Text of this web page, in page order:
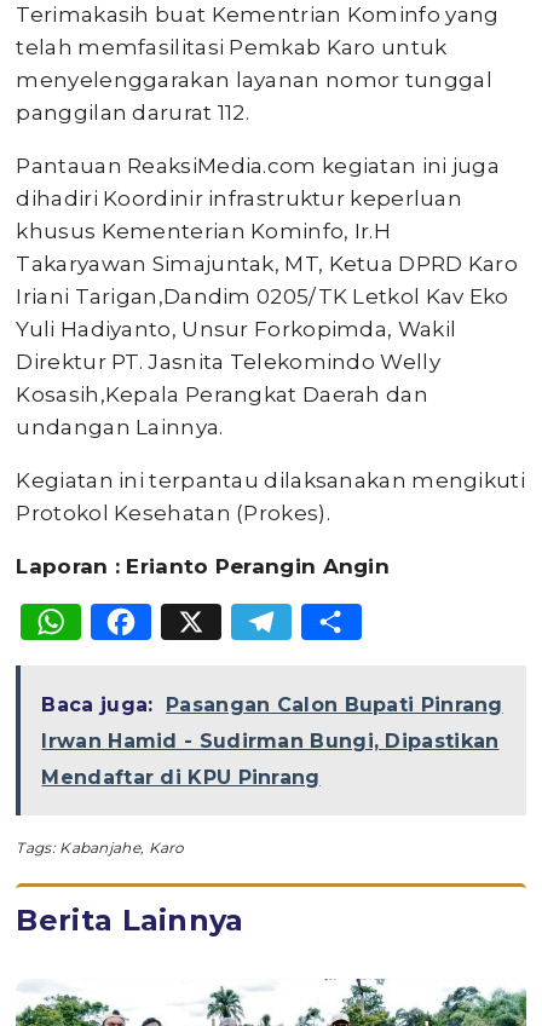
Terimakasih buat Kementrian Kominfo yang
telah memfasilitasi Pemkab Karo untuk
menyelenggarakan layanan nomor tunggal
panggilan darurat 112.
Pantauan ReaksiMedia.com kegiatan ini juga
dihadiri Koordinir infrastruktur keperluan
khusus Kementerian Kominfo, Ir.H
Takaryawan Simajuntak, MT, Ketua DPRD Karo
Iriani Tarigan,Dandim 0205/TK Letkol Kav Eko
Yuli Hadiyanto, Unsur Forkopimda, Wakil
Direktur PT. Jasnita Telekomindo Welly
Kosasih,Kepala Perangkat Daerah dan
undangan Lainnya.
Kegiatan ini terpantau dilaksanakan mengikuti
Protokol Kesehatan (Prokes).
Laporan : Erianto Perangin Angin
WhatsApp
Facebook
X Telegram
Baca juga:
Pasangan Calon Bupati Pinrang
Irwan Hamid - Sudirman Bungi, Dipastikan
Mendaftar di KPU Pinrang
Tags: Kabanjahe, Karo
Berita Lainnya